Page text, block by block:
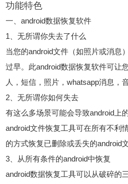
功能特色
一、android数据恢复软件
1、无所谓你失去了什么
当您的android文件（如照片或消息
过早。此android数据恢复软件可让
人，短信，照片，whatsapp消息，
2、无所谓你如何失去
有这么多场景可能会导致android上
android文件恢复工具可在所有不利
的方式恢复已删除或丢失的android文
3、从所有条件的android中恢复
android数据恢复工具可以从破碎的